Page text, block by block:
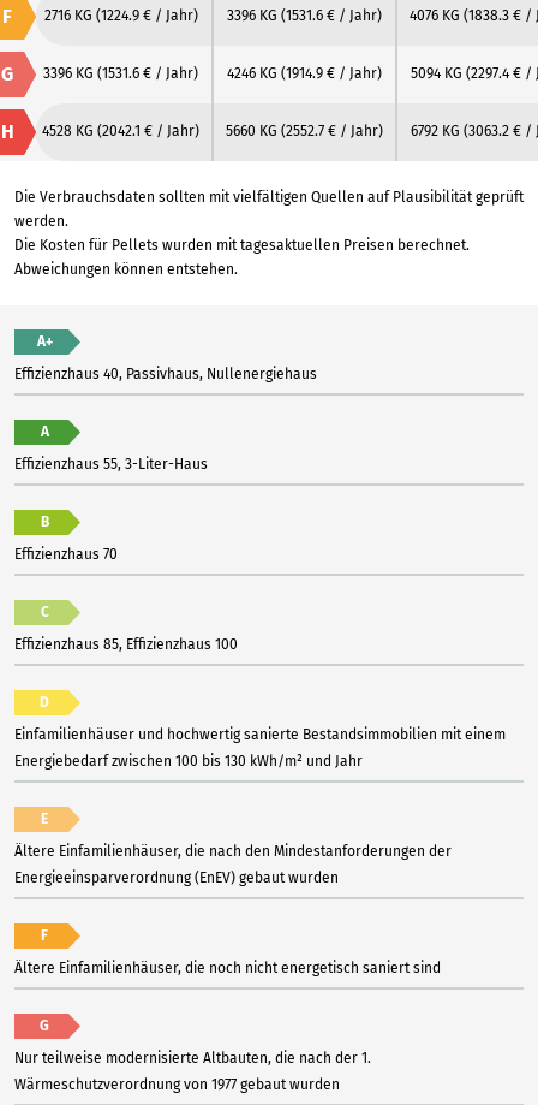
F 2716 KG (1224.9 € / Jahr) 3396 KG (1531.6 € / Jahr) 4076 KG (1838.3 € /
G 3396 KG (1531.6 € / Jahr) 4246 KG (1914.9 € / Jahr) 5094 KG (2297.4 € /
H 4528 KG (2042.1 € / Jahr) 5660 KG (2552.7 € / Jahr) 6792 KG (3063.2 € /
Die Verbrauchsdaten sollten mit vielfältigen Quellen auf Plausibilität geprüft
werden.
Die Kosten für Pellets wurden mit tagesaktuellen Preisen berechnet.
Abweichungen können entstehen.
A+
Effizienzhaus 40, Passivhaus, Nullenergiehaus
A
Effizienzhaus 55, 3-Liter-Haus
B
Effizienzhaus 70
C
Effizienzhaus 85, Effizienzhaus 100
D
Einfamilienhäuser und hochwertig sanierte Bestandsimmobilien mit einem
Energiebedarf zwischen 100 bis 130 kWh/m² und Jahr
E
Ältere Einfamilienhäuser, die nach den Mindestanforderungen der
Energieeinsparverordnung (EnEV) gebaut wurden
F
Ältere Einfamilienhäuser, die noch nicht energetisch saniert sind
G
Nur teilweise modernisierte Altbauten, die nach der 1.
Wärmeschutzverordnung von 1977 gebaut wurden